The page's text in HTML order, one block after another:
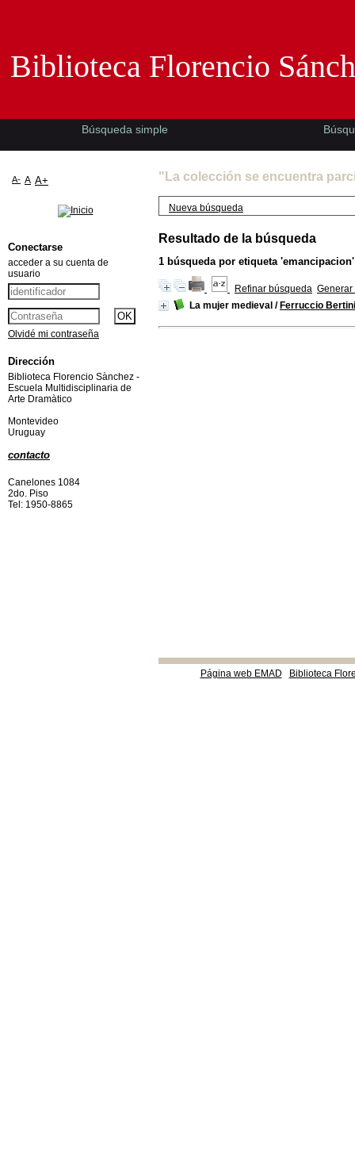
"La colección se encuentra
Nueva búsqueda
Resultado de la búsqueda
1 búsqueda por etiqueta 'emancipacion'
Refinar búsqueda Generar
La mujer medieval / Ferruccio Bertini
Página web EMAD Biblioteca
Biblioteca Florencio
Búsqueda simple
A- A A+
Conectarse
acceder a su cuenta de
usuario
Olvidé mi contraseña
Dirección
Biblioteca Florencio Sànchez -
Escuela Multidisciplinaria de
Arte Dramàtico
Montevideo
Uruguay
contacto
Canelones 1084
2do. Piso
Tel: 1950-8865